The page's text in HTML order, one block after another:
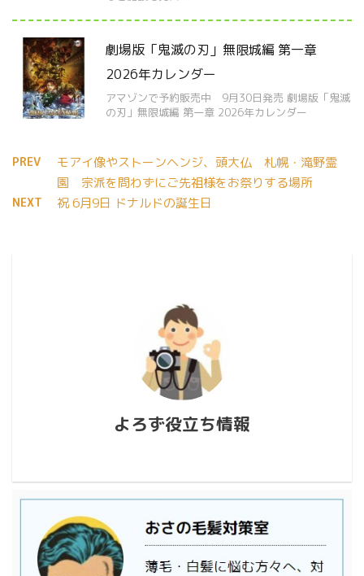
劇場版「鬼滅の刃」無限城編 第一章
2026年カレンダー
アマゾンで予約販売中 9月30日発売 劇場版「鬼滅
の刃」無限城編 第一章 2026年カレンダー
PREV
モアイ像やストーンヘンジ、頭大仏 札幌・滝野霊
園 宗派を問わずにご先祖様をお祭りする場所
NEXT 祝 6月9日 ドナルドの誕生日
よろず役立ち情報